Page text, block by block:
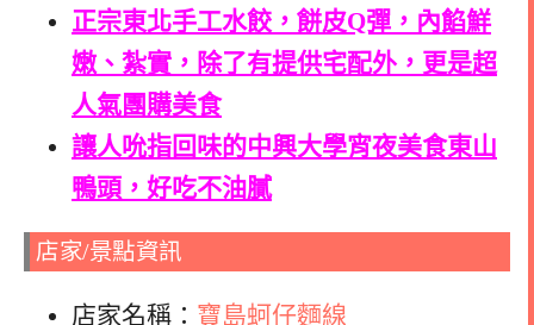
正宗東北手工水餃，餅皮Q彈，內餡鮮
嫩、紮實，除了有提供宅配外，更是超
人氣團購美食
讓人吮指回味的中興大學宵夜美食東山
鴨頭，好吃不油膩
店家/景點資訊
店家名稱： 寶島蚵仔麵線